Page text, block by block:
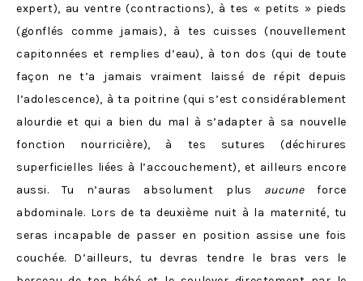
expert), au ventre (contractions), à tes « petits » pieds
(gonflés comme jamais), à tes cuisses (nouvellement
capitonnées et remplies d’eau), à ton dos (qui de toute
façon ne t’a jamais vraiment laissé de répit depuis
l’adolescence), à ta poitrine (qui s’est considérablement
alourdie et qui a bien du mal à s’adapter à sa nouvelle
fonction nourricière), à tes sutures (déchirures
superficielles liées à l’accouchement), et ailleurs encore
aussi. Tu n’auras absolument plus aucuneforce
abdominale. Lors de ta deuxième nuit à la maternité, tu
seras incapable de passer en position assise une fois
couchée. D’ailleurs, tu devras tendre le bras vers le